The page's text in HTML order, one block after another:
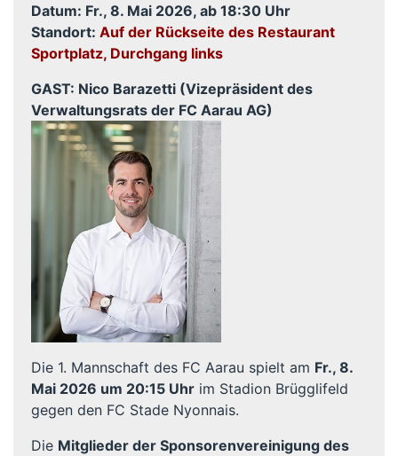
Datum: Fr., 8. Mai 2026, ab 18:30 Uhr
Standort: Auf der Rückseite des Restaurant
Sportplatz, Durchgang links
GAST: Nico Barazetti (Vizepräsident des
Verwaltungsrats der FC Aarau AG)
Die 1. Mannschaft des FC Aarau spielt am Fr., 8.
Mai 2026 um 20:15 Uhr im Stadion Brügglifeld
gegen den FC Stade Nyonnais.
Die Mitglieder der Sponsorenvereinigung des